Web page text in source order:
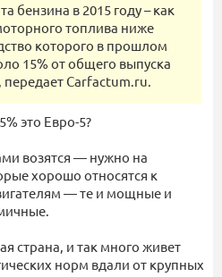
бензина в 2015 году – как
топлива ниже
которого в прошлом
15% от общего выпуска
передает Carfactum.ru.
это Евро-5?
возятся — нужно на
хорошо относятся к
— те и мощные и
страна, и так много живет
норм вдали от крупных